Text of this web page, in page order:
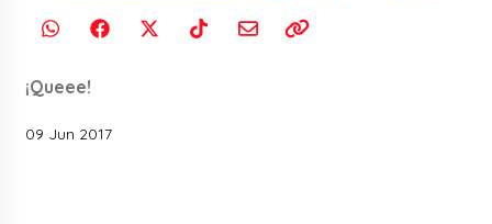
¡Queee!
09 Jun 2017